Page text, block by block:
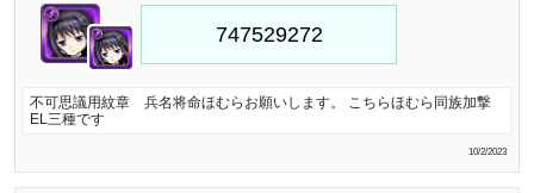
不可思議用紋章 兵名将命ほむらお願いします。 こちらほむら同族加撃
EL三種です
10/2/2023